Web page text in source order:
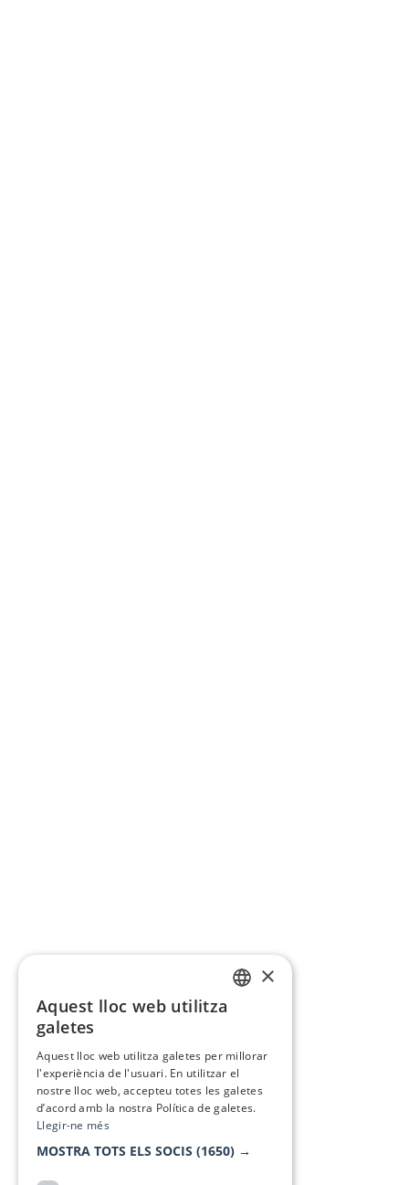
×
Aquest lloc web utilitza
galetes
Aquest lloc web utilitza galetes per millorar
l'experiència de l'usuari. En utilitzar el
nostre lloc web, accepteu totes les galetes
d’acord amb la nostra Política de galetes.
Llegir-ne més
MOSTRA TOTS ELS SOCIS (1650) →